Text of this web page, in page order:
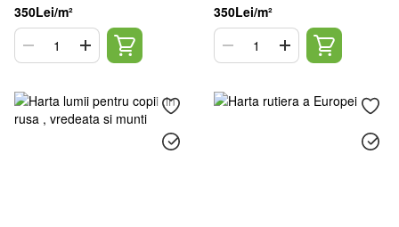
350Lei/m² 350Lei/m²